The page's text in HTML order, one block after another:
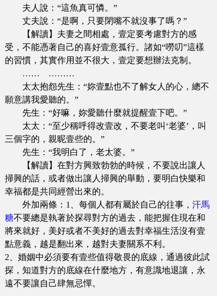
夫人說：“這魚真可憐。”
丈夫說：“是啊，只要閉嘴不就沒事了嗎？”
【解讀】夫妻之間相處，壹定要考慮對方的感
受，不能憑著自己的喜好壹意孤行。諸如“嘮叨”這樣
的習慣，其實作用並不很大，壹定要想辦法克制。
…… ………
太太抱怨先生：“妳壹點也不了解女人的心，總不
願意講我愛聽的。”
先生：“好嘛，妳愛聽什麼就提醒壹下吧。”
太太：“至少稱呼得改壹改，不要老叫‘老婆’，叫
三個字的，親昵壹些的。”
先生：“我明白了，老太婆。”
【解讀】在對方興致勃勃的時候，不要說出讓人
掃興的話，或者做出讓人掃興的舉動，要明白快樂和
幸福都是共同經營出來的。
外加兩條：1、每個人都有屬於自己的往事， 汗馬
糖不要總是執著於探尋對方的過去，能把握住現在和
將來就好，美好或者不美好的過去對幸福生活沒有壹
點意義，越是翻出來，越對夫妻關系不利。
2、婚姻中必須要有壹些值得敬畏的底線，通過彼此試
探，知道對方的底線在什麼地方，有意識地退讓，永
遠不要讓自己肆無忌憚。